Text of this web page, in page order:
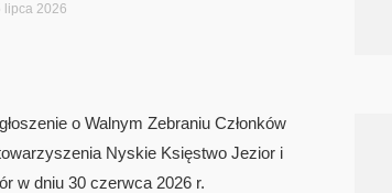
lipca 2026
o Walnym Zebraniu Członków
Nyskie Księstwo Jezior i
w dniu 30 czerwca 2026 r.